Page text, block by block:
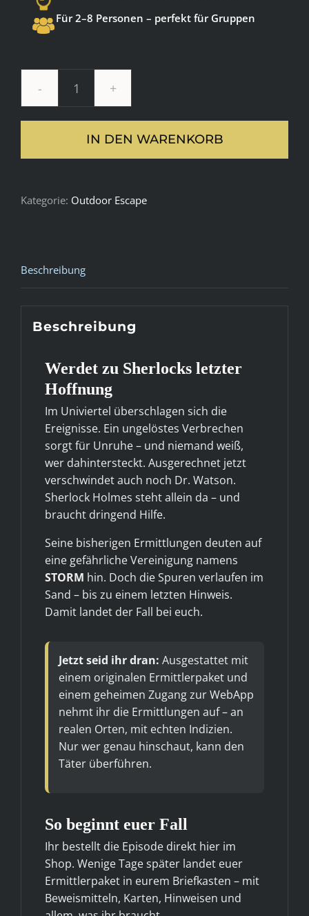
Für 2–8 Personen – perfekt für Gruppen
Das
ungeklärte
Verbrechen:
Sherlock
Krimi
(Hannover)
Menge
IN DEN WARENKORB
Kategorie: Outdoor Escape
Beschreibung
Beschreibung
Werdet zu Sherlocks letzter
Hoffnung
Im Univiertel überschlagen sich die
Ereignisse. Ein ungelöstes Verbrechen
sorgt für Unruhe – und niemand weiß,
wer dahintersteckt. Ausgerechnet jetzt
verschwindet auch noch Dr. Watson.
Sherlock Holmes steht allein da – und
braucht dringend Hilfe.
Seine bisherigen Ermittlungen deuten auf
eine gefährliche Vereinigung namens
STORM hin. Doch die Spuren verlaufen im
Sand – bis zu einem letzten Hinweis.
Damit landet der Fall bei euch.
Jetzt seid ihr dran: Ausgestattet mit
einem originalen Ermittlerpaket und
einem geheimen Zugang zur WebApp
nehmt ihr die Ermittlungen auf – an
realen Orten, mit echten Indizien.
Nur wer genau hinschaut, kann den
Täter überführen.
So beginnt euer Fall
Ihr bestellt die Episode direkt hier im
Shop. Wenige Tage später landet euer
Ermittlerpaket in eurem Briefkasten – mit
Beweismitteln, Karten, Hinweisen und